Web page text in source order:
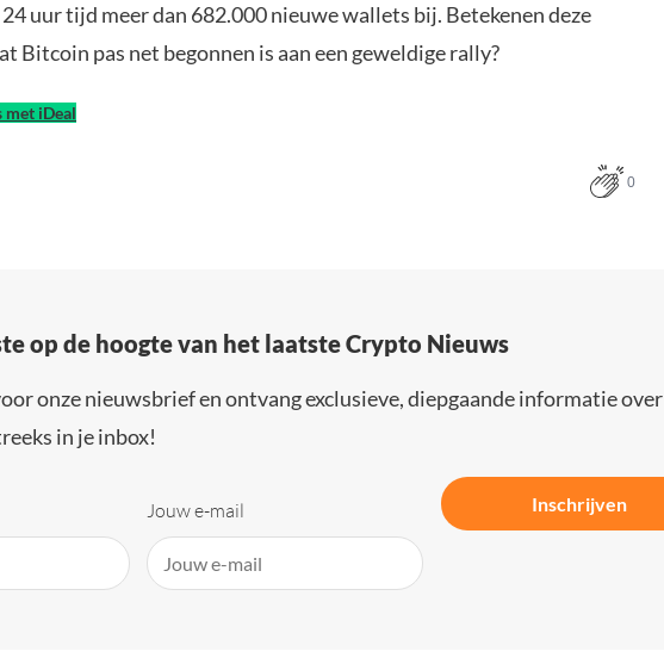
uur tijd meer dan 682.000 nieuwe wallets bij. Betekenen deze
Bitcoin pas net begonnen is aan een geweldige rally?
met iDeal
0
op de hoogte van het laatste Crypto Nieuws
onze nieuwsbrief en ontvang exclusieve, diepgaande informatie over
in je inbox!
Jouw e-mail Inschrijven